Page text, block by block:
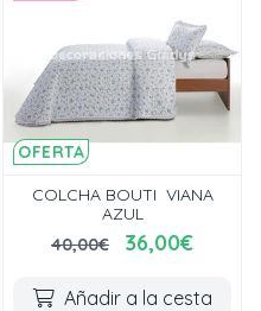
OFERTA
COLCHA BOUTI VIANA
AZUL
40,00€
36,00€
Añadir a la cesta